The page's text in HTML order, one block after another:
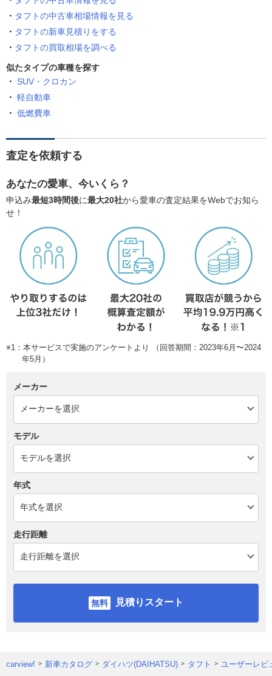
タフトの中古車相場情報を見る
タフトの新車見積りをする
タフトの買取相場を調べる
似たタイプの車種を探す
SUV・クロカン
軽自動車
低燃費車
査定を依頼する
あなたの愛車、今いくら？
申込み最短3時間後に最大20社から愛車の査定結果をWebでお知ら
せ！
※1：本サービスで実施のアンケートより （回答期間：2023年6月〜2024
年5月）
メーカー
モデル
年式
走行距離
見積りスタート
carview! 新車カタログ ダイハツ(DAIHATSU) タフト ユーザーレビ